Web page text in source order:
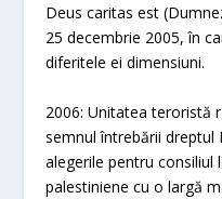
Deus caritas est
25 decembrie 2005, în
diferitele ei dimensiuni.
2006: Unitatea teroristă
semnul întrebării dreptul
alegerile pentru consiliul
palestiniene cu o largă